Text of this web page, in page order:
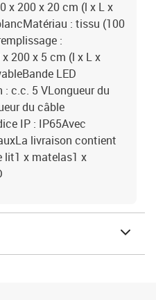
x 200 x 20 cm (l x L x
: tissu (100
:
200 x 5 cm (l x L x
LED
: c.c. 5 VLongueur du
du câble
IP : IP65Avec
livraison contient
lit1 x matelas1 x